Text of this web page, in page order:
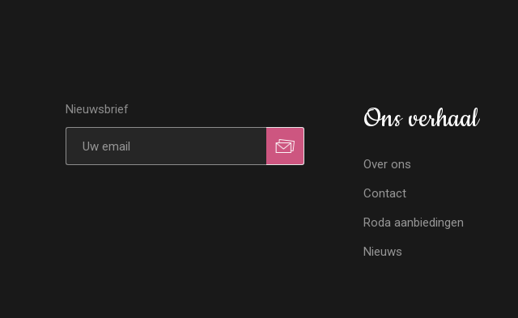
Nieuwsbrief Ons verhaal
Over ons
Contact
Roda aanbiedingen
Nieuws